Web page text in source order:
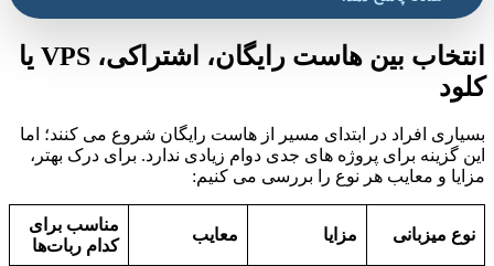
انتخاب بین هاست رایگان، اشتراکی، VPS یا
کلود
بسیاری افراد در ابتدای مسیر از هاست رایگان شروع می کنند؛ اما
این گزینه برای پروژه های جدی دوام زیادی ندارد. برای درک بهتر،
مزایا و معایب هر نوع را بررسی می کنیم:
نوع میزبانی مزایا معایب
مناسب برای
کدام ربات‌ها